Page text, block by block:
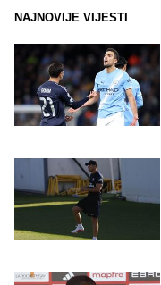
NAJNOVIJE VIJESTI